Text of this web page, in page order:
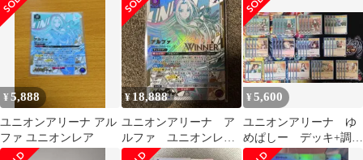
¥5,888
ユニオンアリーナ アル
ファ ユニオンレア
¥18,888
ユニオンアリーナ ア
ルファ ユニオンレ
ア winner 未開封
¥5,600
ユニオンアリーナ ゆ
めぱしー デッキ+調整
パーツ